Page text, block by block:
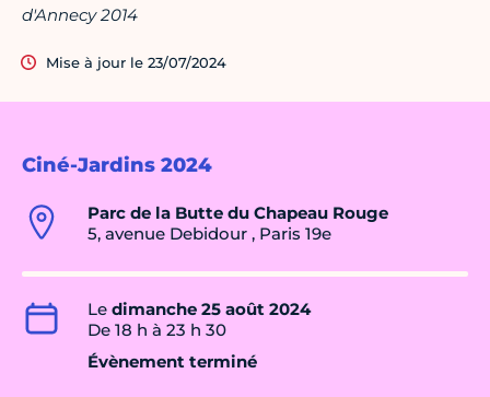
Ciné-Jardins 2024
Parc de la Butte du Chapeau Rouge
5, avenue Debidour , Paris 19e
Le dimanche 25 août 2024
De 18 h à 23 h 30
Évènement terminé
d'Annecy 2014
Mise à jour le 23/07/2024